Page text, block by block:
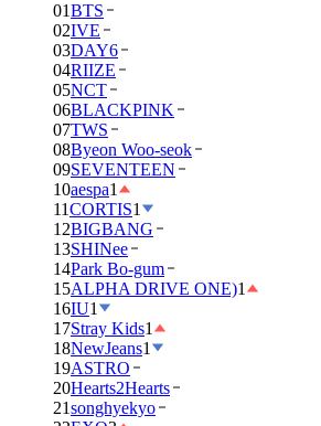
01BTS
02IVE
03DAY6
04RIIZE
05NCT
06BLACKPINK
07TWS
08Byeon Woo-seok
09SEVENTEEN
10aespa1
11CORTIS1
12BIGBANG
13SHINee
14Park Bo-gum
15ALPHA DRIVE ONE)1
16IU1
17Stray Kids1
18NewJeans1
19ASTRO
20Hearts2Hearts
21songhyekyo